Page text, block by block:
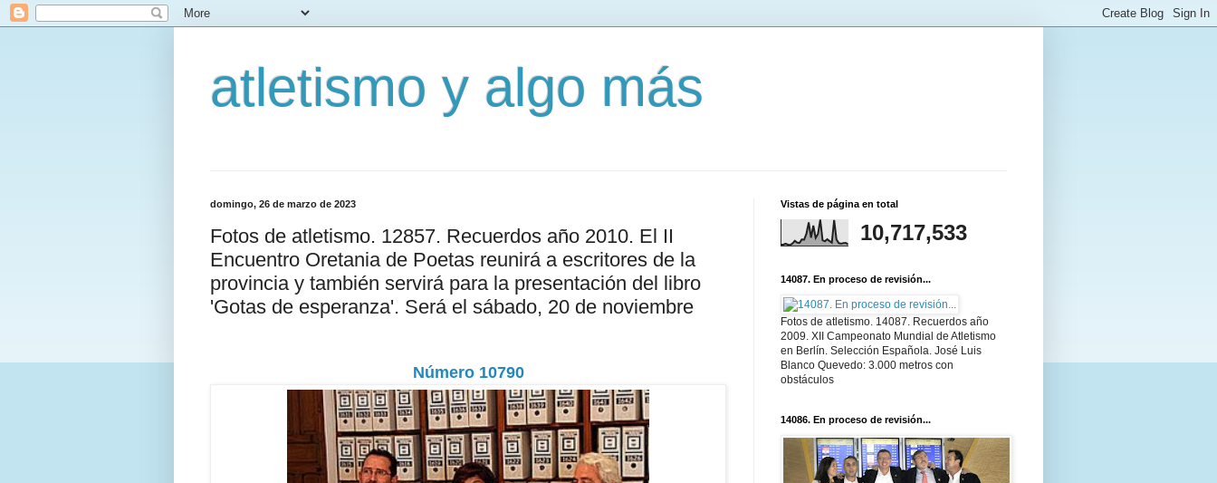
atletismo y algo más
domingo, 26 de marzo de 2023
Fotos de atletismo. 12857. Recuerdos año 2010. El II
Encuentro Oretania de Poetas reunirá a escritores de la
provincia y también servirá para la presentación del libro
'Gotas de esperanza'. Será el sábado, 20 de noviembre
Número 10790
Vistas de página en total
10,717,533
14087. En proceso de revisión...
Fotos de atletismo. 14087. Recuerdos año
2009. XII Campeonato Mundial de Atletismo
en Berlín. Selección Española. José Luis
Blanco Quevedo: 3.000 metros con
obstáculos
14086. En proceso de revisión...